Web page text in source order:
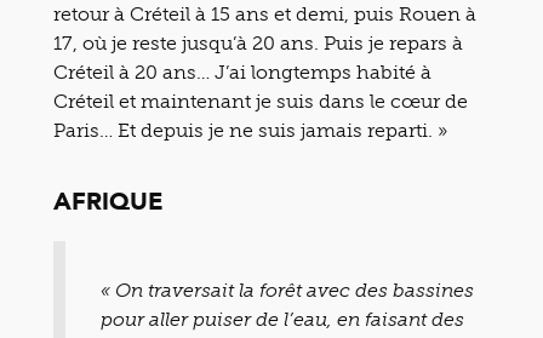
retour à Créteil à 15 ans et demi, puis Rouen à
17, où je reste jusqu’à 20 ans. Puis je repars à
Créteil à 20 ans… J’ai longtemps habité à
Créteil et maintenant je suis dans le cœur de
Paris… Et depuis je ne suis jamais reparti. »
AFRIQUE
« On traversait la forêt avec des bassines
pour aller puiser de l’eau, en faisant des